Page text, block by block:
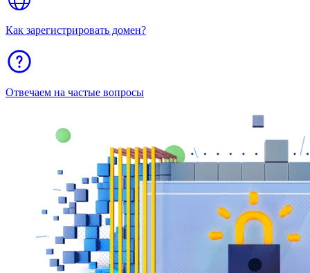
Как зарегистрировать домен?
Отвечаем на частые вопросы